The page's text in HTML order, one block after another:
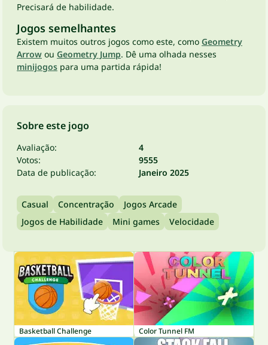
Precisará de habilidade.
Jogos semelhantes
Existem muitos outros jogos como este, como Geometry
Arrow ou Geometry Jump. Dê uma olhada nesses
minijogos para uma partida rápida!
Sobre este jogo
Avaliação:
4
Votos:
9555
Data de publicação:
Janeiro 2025
Casual Concentração
Jogos Arcade
Jogos de Habilidade
Mini games Velocidade
Basketball Challenge Color Tunnel FM